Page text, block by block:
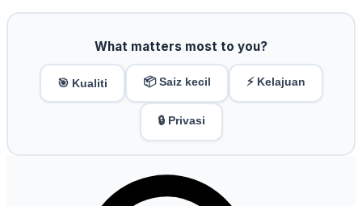
What matters most to you?
🎯 Kualiti 📦 Saiz kecil ⚡ Kelajuan
🔒 Privasi